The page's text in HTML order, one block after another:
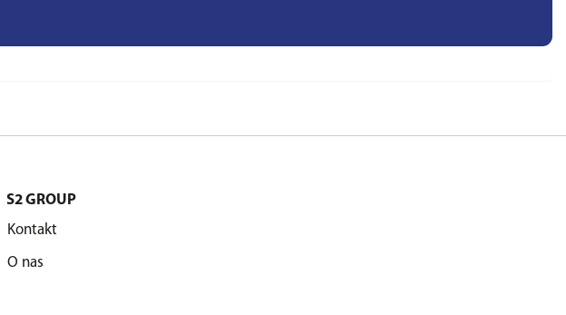
S2 GROUP
Kontakt
O nas